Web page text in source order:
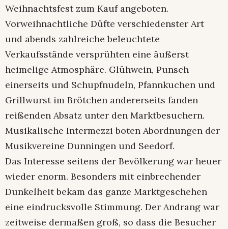
Weihnachtsfest zum Kauf angeboten.
Vorweihnachtliche Düfte verschiedenster Art
und abends zahlreiche beleuchtete
Verkaufsstände versprühten eine äußerst
heimelige Atmosphäre. Glühwein, Punsch
einerseits und Schupfnudeln, Pfannkuchen und
Grillwurst im Brötchen andererseits fanden
reißenden Absatz unter den Marktbesuchern.
Musikalische Intermezzi boten Abordnungen der
Musikvereine Dunningen und Seedorf.
Das Interesse seitens der Bevölkerung war heuer
wieder enorm. Besonders mit einbrechender
Dunkelheit bekam das ganze Marktgeschehen
eine eindrucksvolle Stimmung. Der Andrang war
zeitweise dermaßen groß, so dass die Besucher